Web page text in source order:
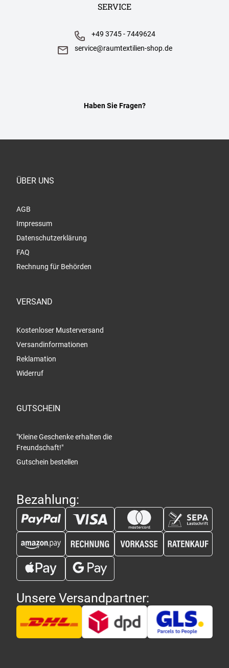
SERVICE
Haben Sie Fragen?
+49 3745 - 7449624
service@raumtextilien-shop.de
ÜBER UNS
AGB
Impressum
Datenschutzerklärung
FAQ
Rechnung für Behörden
VERSAND
Kostenloser Musterversand
Versandinformationen
Reklamation
Widerruf
GUTSCHEIN
"Kleine Geschenke erhalten die
Freundschaft!"
Gutschein bestellen
Bezahlung:
Unsere Versandpartner: